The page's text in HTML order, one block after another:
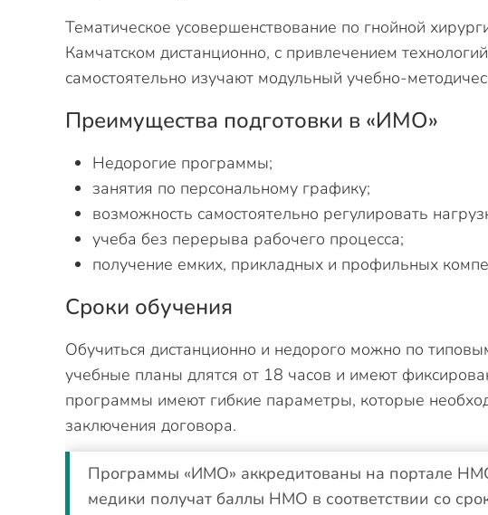
Тематическое усовершенствование по гнойной
Камчатском дистанционно, с привлечением
самостоятельно изучают модульный учебно-
Преимущества подготовки в «ИМО»
Недорогие программы;
занятия по персональному графику;
возможность самостоятельно регулировать
учеба без перерыва рабочего процесса;
получение емких, прикладных и профильных
Сроки обучения
Обучиться дистанционно и недорого можно по
учебные планы длятся от 18 часов и имеют
программы имеют гибкие параметры, которые
заключения договора.
Программы «ИМО» аккредитованы на портале
медики получат баллы НМО в соответствии со